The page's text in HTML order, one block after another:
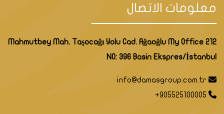
معلومات الاتصال
Mahmutbey Mah. Taşocağı Yolu Cad. Ağaoğlu My Office 212
NO: 396 Basin Ekspres/İstanbul
info@damasgroup.com.tr
+905525100005